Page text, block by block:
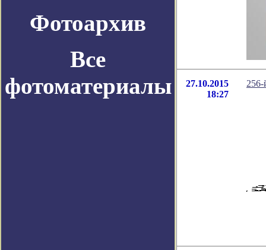
Фотоархив
Все
фотоматериалы
27.10.2015
18:27
256-